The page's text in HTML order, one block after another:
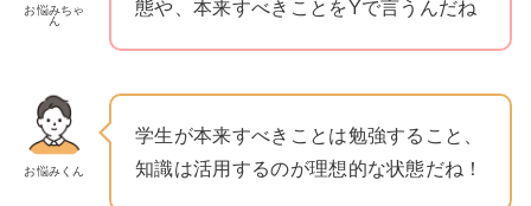
お悩みちゃ
ん
態や、本来すべきことをYで言うんだね
お悩みくん
学生が本来すべきことは勉強すること、
知識は活用するのが理想的な状態だね！